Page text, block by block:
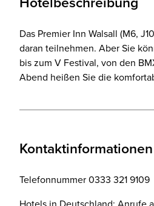
Das Premier Inn Walsall (M6,
daran teilnehmen. Aber Sie
bis zum V Festival, von den
Abend heißen Sie die
Telefonnummer 0333 321 9109